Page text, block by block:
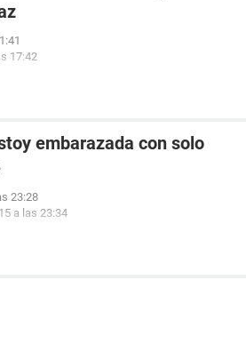
17:42
embarazada con solo
23:28
a las 23:34